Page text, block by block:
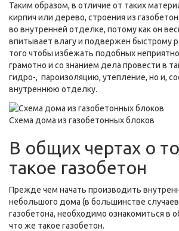
Таким образом, в отличие от таких
кирпич или дерево, строения из
во внутренней отделке, потому как он
впитывает влагу и подвержен быстрому
того чтобы избежать подобных
грамотно и со знанием дела провести в
гидро-, пароизоляцию, утепление, но и,
внутреннюю отделку.
Схема дома из газобетонных блоков
В общих чертах о
такое газобетон
Прежде чем начать производить
небольшого дома (в большинстве случаев
газобетона, необходимо ознакомиться в
что же такое газобетон.